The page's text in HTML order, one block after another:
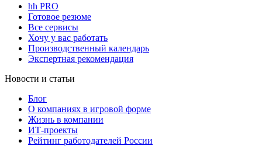
hh PRO
Готовое резюме
Все сервисы
Хочу у вас работать
Производственный календарь
Экспертная рекомендация
Новости и статьи
Блог
О компаниях в игровой форме
Жизнь в компании
ИТ-проекты
Рейтинг работодателей России